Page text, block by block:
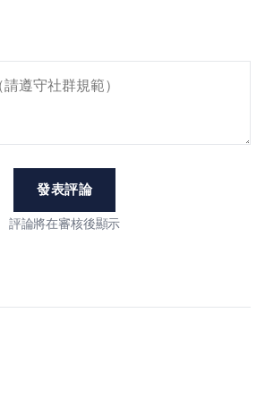
發表評論
評論將在審核後顯示